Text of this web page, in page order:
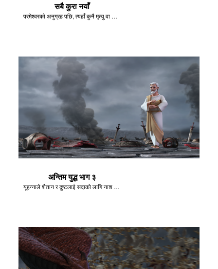
सबै कुरा नयाँ
परमेश्‍वरकाे अनुग्रह पछि, त्यहाँ कुनै मृत्यु वा शोक हुनेछैन।
अन्तिम युद्ध भाग ३
यूहन्नाले शैतान र दुष्टलाई सदाको लागि नाश गरेको बताउँछन्।